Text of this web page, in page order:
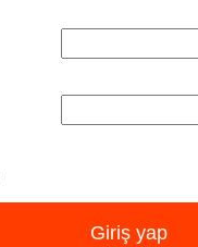
Giriş yap